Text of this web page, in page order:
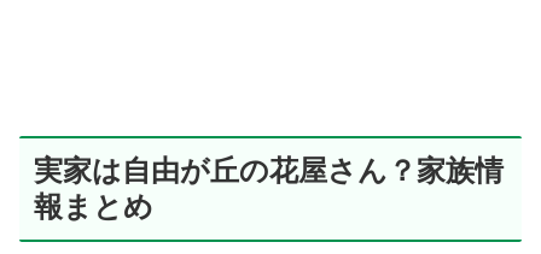
実家は自由が丘の花屋さん？家族情
報まとめ